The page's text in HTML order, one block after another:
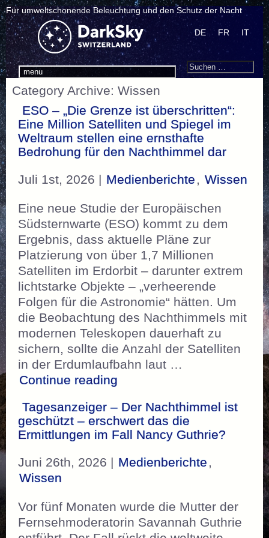
Für umweltschonende Beleuchtung und den Schutz der Nacht
menu
DE FR IT
Search
Suchen
Category Archive: Wissen
ESO – „Die Grenze ist überschritten“:
Eine Million Satelliten und Spiegel im
Weltraum stellen eine ernsthafte
Bedrohung für den Nachthimmel dar
Juli 1st, 2026 | Medienberichte , Wissen
Eine neue Studie der Europäischen
Südsternwarte (ESO) kommt zu dem
Ergebnis, dass aktuelle Pläne zur
Platzierung von über 1,7 Millionen
Satelliten im Erdorbit – darunter extrem
lichtstarke Objekte – „verheerende
Folgen für die Astronomie“ hätten. Um
die Beobachtung des Nachthimmels mit
modernen Teleskopen dauerhaft zu
sichern, sollte die Anzahl der Satelliten
in der Erdumlaufbahn laut …
Continue reading „ESO – „Die Grenze ist
Tagesanzeiger – Der Nachthimmel ist
geschützt – erschwert das die
Ermittlungen im Fall Nancy Guthrie?
Juni 26th, 2026 | Medienberichte ,
Wissen
Vor fünf Monaten wurde die Mutter der
Fernsehmoderatorin Savannah Guthrie